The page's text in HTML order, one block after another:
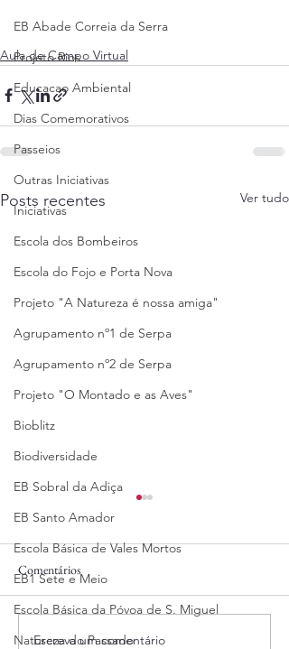
EB Abade Correia da Serra
Projeto Rios
Educacao Ambiental
Dias Comemorativos
Passeios
Outras Iniciativas
Iniciativas
Escola dos Bombeiros
Escola do Fojo e Porta Nova
Projeto "A Natureza é nossa amiga"
Agrupamento nº1 de Serpa
Agrupamento nº2 de Serpa
Projeto "O Montado e as Aves"
Bioblitz
Biodiversidade
EB Sobral da Adiça
EB Santo Amador
Escola Básica de Vales Mortos
EB1 Sete e Meio
Escola Básica da Póvoa de S. Miguel
Natureza do Passado
Aula de Campo Virtual
Posts recentes Ver tudo
04/08/2025
Comentários
Escreva um comentário